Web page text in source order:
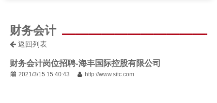
公司新闻
集运特色服务
物流特色服务
财务会计
返回列表
财务会计岗位招聘-海丰国际控股有限公司
2021/3/15 15:40:43 http://www.sitc.com